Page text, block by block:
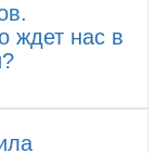
ждет нас в